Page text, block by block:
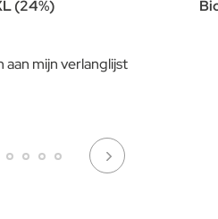
(24%)
aan mijn verlanglijst